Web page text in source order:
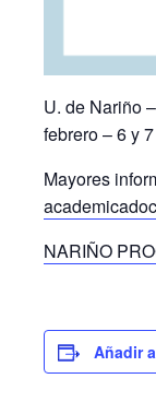
U. de Nariño
febrero – 6 y
Mayores
NARIÑO
Añadir